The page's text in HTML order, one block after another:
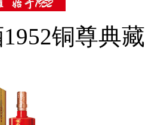
铜尊典藏